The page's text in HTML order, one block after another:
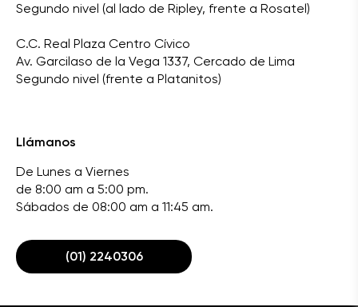
Segundo nivel (al lado de Ripley, frente a Rosatel)
C.C. Real Plaza Centro Cívico
Av. Garcilaso de la Vega 1337, Cercado de Lima
Segundo nivel (frente a Platanitos)
Llámanos
De Lunes a Viernes
de 8:00 am a 5:00 pm.
Sábados de 08:00 am a 11:45 am.
(01) 2240306